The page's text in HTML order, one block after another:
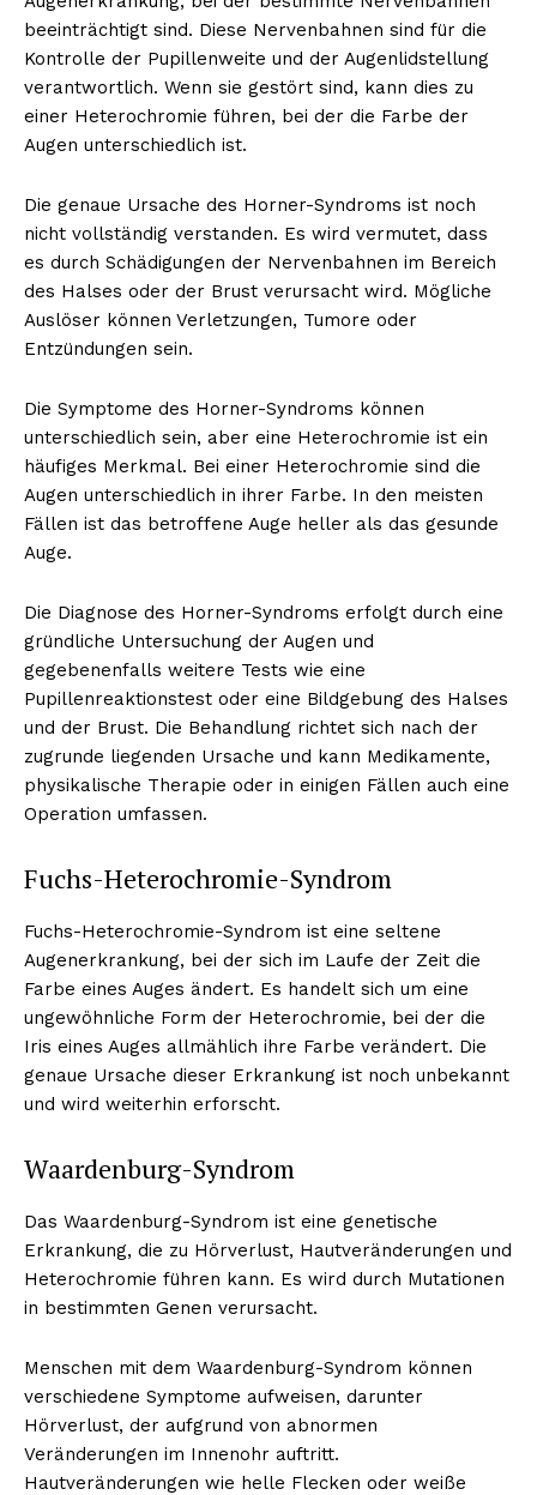
beeinträchtigt sind. Diese Nervenbahnen sind für die
Kontrolle der Pupillenweite und der Augenlidstellung
verantwortlich. Wenn sie gestört sind, kann dies zu
einer Heterochromie führen, bei der die Farbe der
Augen unterschiedlich ist.
Die genaue Ursache des Horner-Syndroms ist noch
nicht vollständig verstanden. Es wird vermutet, dass
es durch Schädigungen der Nervenbahnen im Bereich
des Halses oder der Brust verursacht wird. Mögliche
Auslöser können Verletzungen, Tumore oder
Entzündungen sein.
Die Symptome des Horner-Syndroms können
unterschiedlich sein, aber eine Heterochromie ist ein
häufiges Merkmal. Bei einer Heterochromie sind die
Augen unterschiedlich in ihrer Farbe. In den meisten
Fällen ist das betroffene Auge heller als das gesunde
Auge.
Die Diagnose des Horner-Syndroms erfolgt durch eine
gründliche Untersuchung der Augen und
gegebenenfalls weitere Tests wie eine
Pupillenreaktionstest oder eine Bildgebung des Halses
und der Brust. Die Behandlung richtet sich nach der
zugrunde liegenden Ursache und kann Medikamente,
physikalische Therapie oder in einigen Fällen auch eine
Operation umfassen.
Fuchs-Heterochromie-Syndrom
Fuchs-Heterochromie-Syndrom ist eine seltene
Augenerkrankung, bei der sich im Laufe der Zeit die
Farbe eines Auges ändert. Es handelt sich um eine
ungewöhnliche Form der Heterochromie, bei der die
Iris eines Auges allmählich ihre Farbe verändert. Die
genaue Ursache dieser Erkrankung ist noch unbekannt
und wird weiterhin erforscht.
Waardenburg-Syndrom
Das Waardenburg-Syndrom ist eine genetische
Erkrankung, die zu Hörverlust, Hautveränderungen und
Heterochromie führen kann. Es wird durch Mutationen
in bestimmten Genen verursacht.
Menschen mit dem Waardenburg-Syndrom können
verschiedene Symptome aufweisen, darunter
Hörverlust, der aufgrund von abnormen
Veränderungen im Innenohr auftritt.
Hautveränderungen wie helle Flecken oder weiße